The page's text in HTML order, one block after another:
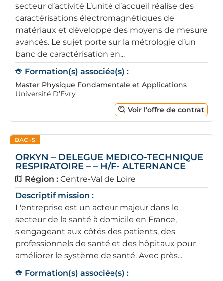
secteur d’activité L’unité d’accueil réalise des
caractérisations électromagnétiques de
matériaux et développe des moyens de mesure
avancés. Le sujet porte sur la métrologie d’un
banc de caractérisation en...
Formation(s) associée(s) :
Master Physique Fondamentale et Applications
Université D’Evry
Voir l'offre de contrat
BAC+5
ORKYN – DELEGUE MEDICO-TECHNIQUE
RESPIRATOIRE – – H/F- ALTERNANCE
Région : Centre-Val de Loire
Descriptif mission :
L'entreprise est un acteur majeur dans le
secteur de la santé à domicile en France,
s'engageant aux côtés des patients, des
professionnels de santé et des hôpitaux pour
améliorer le système de santé. Avec près...
Formation(s) associée(s) :